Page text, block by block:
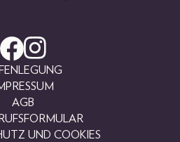
AGB
UND COOKIES